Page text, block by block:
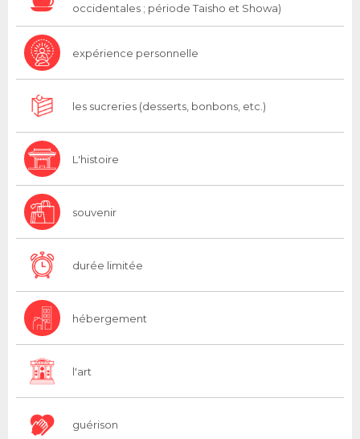
occidentales ; période Taisho et Showa)
expérience personnelle
les sucreries (desserts, bonbons, etc.)
L'histoire
souvenir
durée limitée
hébergement
l'art
guérison